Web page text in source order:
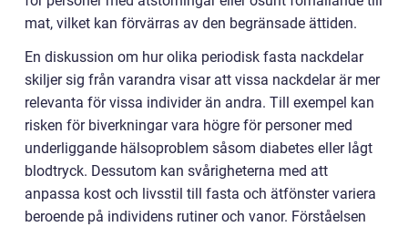
mat, vilket kan förvärras av den begränsade ättiden.
En diskussion om hur olika periodisk fasta nackdelar
skiljer sig från varandra visar att vissa nackdelar är mer
relevanta för vissa individer än andra. Till exempel kan
risken för biverkningar vara högre för personer med
underliggande hälsoproblem såsom diabetes eller lågt
blodtryck. Dessutom kan svårigheterna med att
anpassa kost och livsstil till fasta och ätfönster variera
beroende på individens rutiner och vanor. Förståelsen